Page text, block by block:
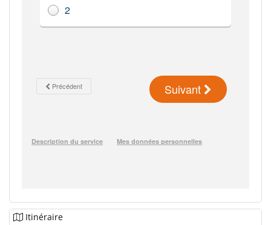
Itinéraire